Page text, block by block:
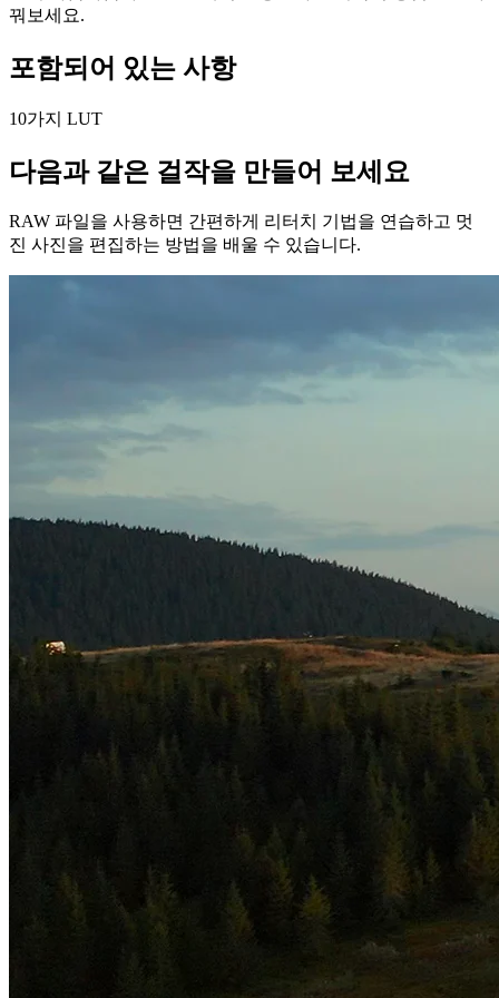
꿔보세요.
포함되어 있는 사항
10가지 LUT
다음과 같은 걸작을 만들어 보세요
RAW 파일을 사용하면 간편하게 리터치 기법을 연습하고 멋
진 사진을 편집하는 방법을 배울 수 있습니다.